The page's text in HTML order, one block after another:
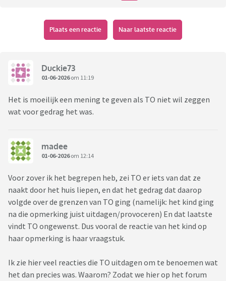
gedrag. Waarvan ik toen ik 7 was, beslist zelfs niet op het
idee was gekomen.
Nou wilde ik eigenlijk niet zo'n moeder zijn die voor haar kind
te maken dat deze vriendschap weleens slecht kan uitpakken
voor mijn kind.
Aan de andere kant maakt het kind thuis ook grote
veranderingen mee. Die mogelijk tijdelijk het gedrag wat
Plaats een reactie Naar laatste reactie
Duckie73
01-06-2026om 11:19
Het is moeilijk een mening te geven als TO niet wil zeggen
wat voor gedrag het was.
madee
01-06-2026om 12:14
Voor zover ik het begrepen heb, zei TO er iets van dat ze
naakt door het huis liepen, en dat het gedrag dat daarop
volgde over de grenzen van TO ging (namelijk: het kind ging
na die opmerking juist uitdagen/provoceren) En dat laatste
vindt TO ongewenst. Dus vooral de reactie van het kind op
haar opmerking is haar vraagstuk.
Ik zie hier veel reacties die TO uitdagen om te benoemen wat
het dan precies was. Waarom? Zodat we hier op het forum